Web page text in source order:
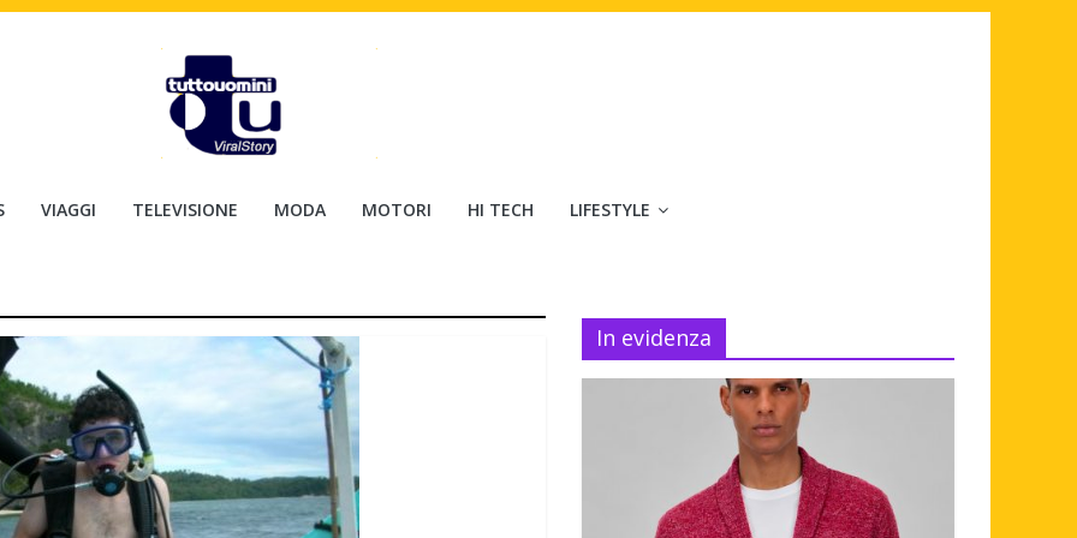
VIAGGI TELEVISIONE MODA MOTORI HI TECH LIFESTYLE
In evidenza